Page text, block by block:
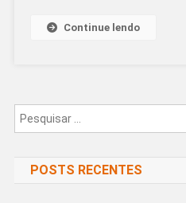
Continue lendo
POSTS RECENTES